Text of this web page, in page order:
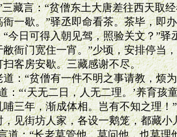
藏言：“贫僧东土大唐差往西天取
一歇。”驿丞即命看茶。茶毕，即
今日可得入朝见驾，照验关文？”驿
衙门宽住一宵。”少顷，安排停当
客房安歇。三藏感谢不尽。
“贫僧有一件不明之事请教，烦为
：“‘天无二日，人无二理。’养育孩
三年，渐成体相。岂有不知之理！
见街坊人家，各设一鹅笼，都藏
道：“长老莫管他，莫问他，也莫理